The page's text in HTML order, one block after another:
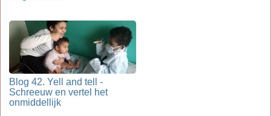
Blog 42. Yell and tell -
Schreeuw en vertel het
onmiddellijk